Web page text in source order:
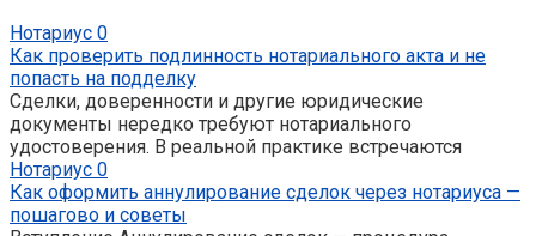
Нотариус 0
Как проверить подлинность нотариального акта и не
попасть на подделку
Сделки, доверенности и другие юридические
документы нередко требуют нотариального
удостоверения. В реальной практике встречаются
Нотариус 0
Как оформить аннулирование сделок через нотариуса —
пошагово и советы